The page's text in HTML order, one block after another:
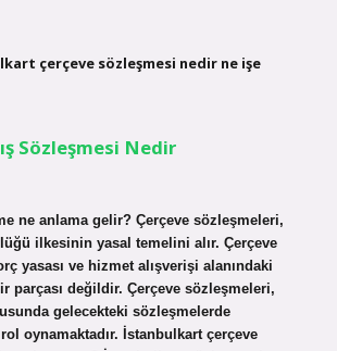
çerçeve sözleşmesi nedir ne işe
Sözleşmesi Nedir
ne anlama gelir? Çerçeve sözleşmeleri,
ilkesinin yasal temelini alır. Çerçeve
yasası ve hizmet alışverişi alanındaki
parçası değildir. Çerçeve sözleşmeleri,
gelecekteki sözleşmelerde
oynamaktadır. İstanbulkart çerçeve